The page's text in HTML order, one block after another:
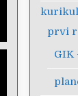
prvi
GIK